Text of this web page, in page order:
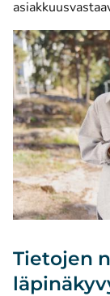
Tietojen